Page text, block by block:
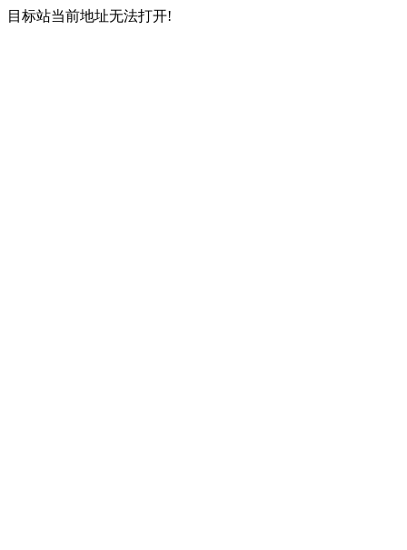
目标站当前地址无法打开!